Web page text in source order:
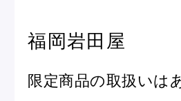
福岡岩田屋
限定商品の取扱いは